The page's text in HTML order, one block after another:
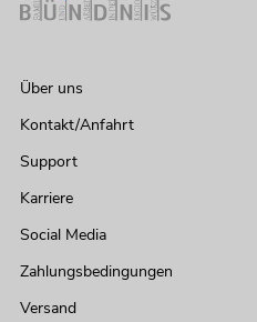
Über uns
Kontakt/Anfahrt
Support
Karriere
Social Media
Zahlungsbedingungen
Versand